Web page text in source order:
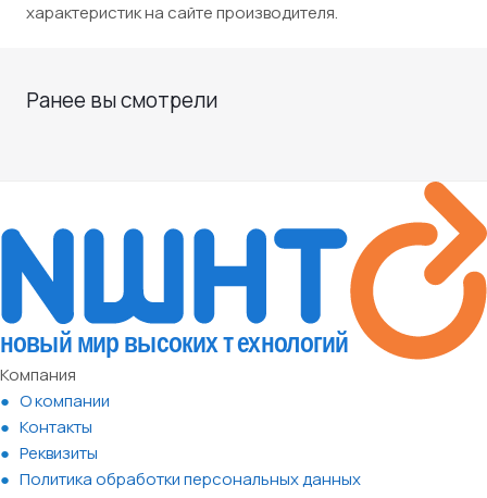
характеристик на сайте производителя.
Ранее вы смотрели
Компания
О компании
Контакты
Реквизиты
Политика обработки персональных данных